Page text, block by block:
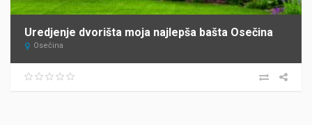
Uredjenje dvorišta moja najlepša bašta Osečina
Osečina